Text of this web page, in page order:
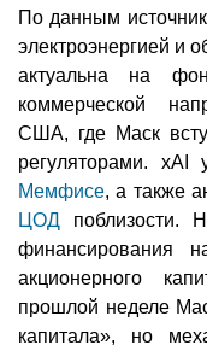
По данным
электроэнергией и
актуальна на
коммерческой
США, где Маск
регуляторами.
Мемфисе, а также
ЦОД поблизости.
акционерного
прошлой неделе
капитала», но